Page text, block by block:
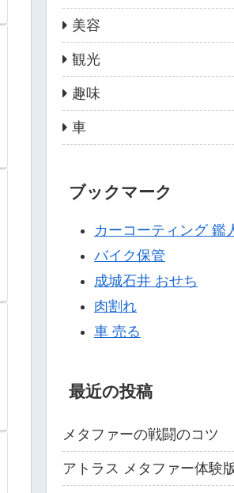
美容
観光
趣味
車
ブックマーク
カーコーティング 鑑
バイク保管
成城石井 おせち
肉割れ
車 売る
最近の投稿
メタファーの戦闘のコツ
アトラス メタファー体験